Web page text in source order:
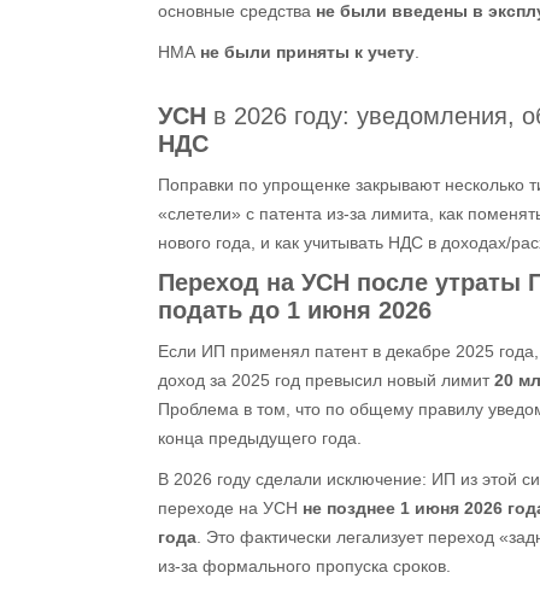
основные средства не были введены в
НМА не были приняты к учету
УСН в 2026 году: уведомления,
НДС
Поправки по упрощенке закрывают несколько
«слетели» с патента из‑за лимита, как
нового года, и как учитывать НДС в доходах/
Переход на УСН после утраты
подать до 1 июня 2026
Если ИП применял патент в декабре 2025
доход за 2025 год превысил новый лимит20
Проблема в том, что по общему правилу
конца предыдущего года.
В 2026 году сделали исключение: ИП из этой
переходе на УСН не позднее 1 июня 2026
года . Это фактически легализует переход
из‑за формального пропуска сроков.